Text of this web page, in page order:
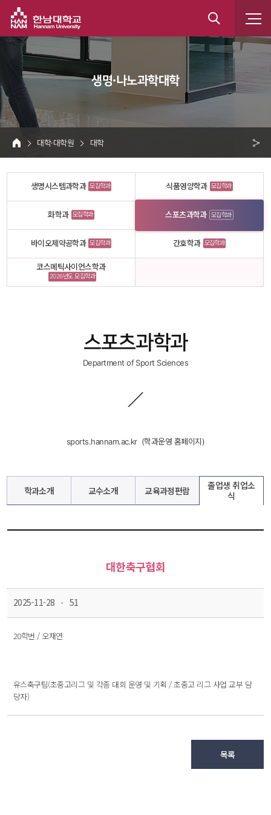
통
합
검
생명·나노과학대학
HOME
대학·대학원 대학
생명시스템과학과 모집학과 식품영양학과 모집학과
화학과 모집학과 스포츠과학과 모집학과
바이오제약공학과 모집학과 간호학과 모집학과
코스메틱사이언스학과
2026년도 모집학과
스포츠과학과
Department of Sport Sciences
sports.hannam.ac.kr (학과운영 홈페이지)
학과소개 교수소개 교육과정편람
졸업생 취업소
식
대한축구협회
2025-11-28 51
20학번 / 오재연
유스축구팀(초중고리그 및 각종 대회 운영 및 기획 / 초중고 리그 사업 교부 담
당자)
목록